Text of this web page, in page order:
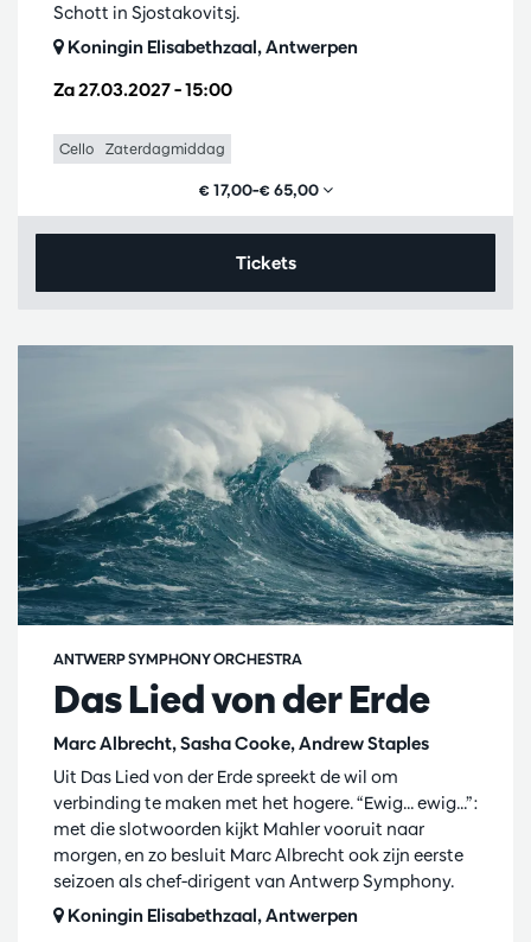
Za 27.03.2027– 15:00
Schott in Sjostakovitsj.
Koningin Elisabethzaal, Antwerpen
Cello Zaterdagmiddag
€ 17,00–€ 65,00
Tickets
Das Lied von der Erde
Marc Albrecht, Sasha Cooke, Andrew Staples
ANTWERP SYMPHONY ORCHESTRA
Uit Das Lied von der Erde spreekt de wil om
verbinding te maken met het hogere. “Ewig... ewig...”:
met die slotwoorden kijkt Mahler vooruit naar
morgen, en zo besluit Marc Albrecht ook zijn eerste
seizoen als chef-dirigent van Antwerp Symphony.
Koningin Elisabethzaal, Antwerpen